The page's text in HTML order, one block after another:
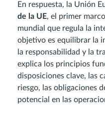
En respuesta, la Unión
de la UE, el primer
mundial que regula la
objetivo es equilibrar la
la responsabilidad y la
explica los principios
disposiciones clave, las
riesgo, las obligaciones
potencial en las